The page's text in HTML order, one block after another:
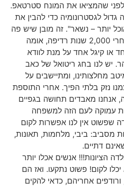
שהמציאו את המונח סטרטאפ.
לגסטרונומיה כדי להבין את
– נשאר". זה מובן שיש פה
גם אלמנט נפשי הגיוני שאחרי 2,000 שנות רדיפה, אומה
קיגל אחד על מנת לוודא
לנו בחג ריטואל של כאב
ומתיישבים על
נזק בלתי הפיך. אחרי התוספת
מאבדים תחושה בגפיים
עמוקה לעם הזה למשפחה
אין לנו אפשרות לקום
ביבי, מלחמות, תאונות,
דתיים.
הציונות!!! אנשים אכלו יותר
לקום! פשוט נתקעו. ואז הם
אחריהם, כדאי להקים